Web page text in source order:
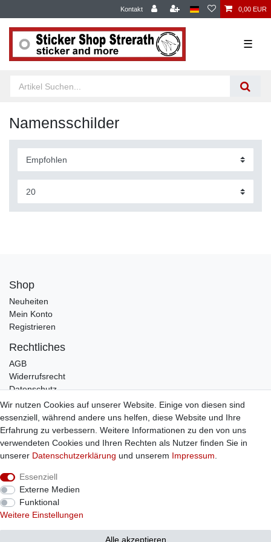
Kontakt 0,00 EUR
☰
Namensschilder
Shop
Neuheiten
Mein Konto
Registrieren
Rechtliches
AGB
Widerrufsrecht
Datenschutz
Impressum
Infos
Zahlung / Versand
Individuelle Anfertigung
Bestellung widerrufen
Wir nutzen Cookies auf unserer Website. Einige von diesen sind
essenziell, während andere uns helfen, diese Website und Ihre
Erfahrung zu verbessern. Weitere Informationen zu den von uns
verwendeten Cookies und Ihren Rechten als Nutzer finden Sie in
unserer Daten­schutz­erklärung und unserem Impressum
Essenziell
Externe Medien
Funktional
Weitere Einstellungen
Alle akzeptieren
© Copyright 2026 Sticker Shop Strerath